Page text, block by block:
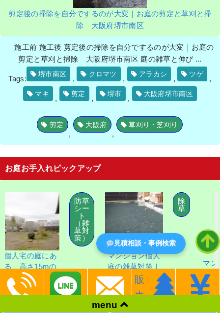
剪定後の掃除を自分でするのが大変｜お庭の剪定と草刈と掃
除 大阪府堺市南区
施工前 施工後 剪定後の掃除を自分でするのが大変｜お庭の
剪定と草刈と掃除 大阪府堺市南区 庭の雑草と伸び ...
Tags:
堺市南区
,
クロマツ
,
アラカシ
,
ツゲ
,
マキ
,
剪定
,
堺市
,
大阪府堺市南区
剪定
,
大阪府
,
草刈り・芝刈り
お庭お手入れピックアップ
にあ
の
キを
例│大
後 個
ト
（雑
草対
策）
マンション個人
庭の雑草対策｜
防草シート（彩
植兼美）施
方市
除
草
マンションの
取り作業｜フ
スに残さずき
に作業 大阪
menu
販
売
見積相談・事例検索